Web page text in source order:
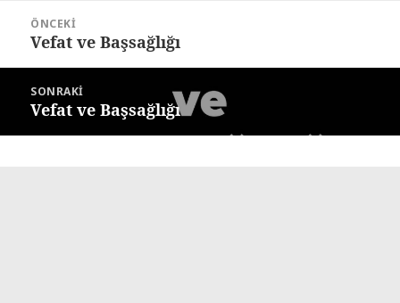
gezinmesi
ÖNCEKI
Önceki
yazı:
Vefat ve Başsağlığı
SONRAKI
Sonraki
Vefat ve Başsağlığı